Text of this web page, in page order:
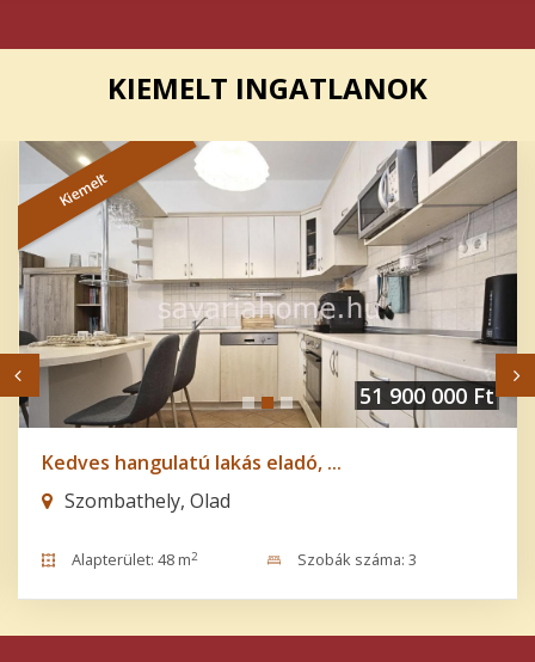
KIEMELT INGATLANOK
Kiemelt
51 900 000 Ft
Kedves hangulatú lakás eladó, ...
Szombathely, Olad
Alapterület: 48 m2 Szobák száma: 3